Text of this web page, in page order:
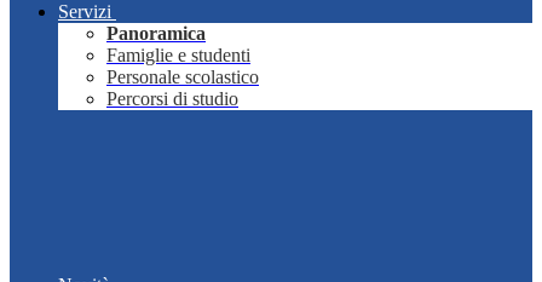
Servizi
Panoramica
Famiglie e studenti
Personale scolastico
Percorsi di studio